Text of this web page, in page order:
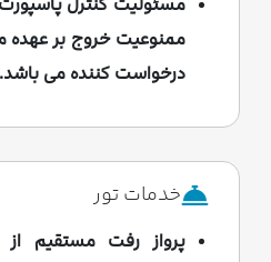
گمنام-بازدید از آتش
بازدید از خیابان
پوشکین- بازدید از
(یکی از 7
فروشی صرف
خریدآخوتنی ریاد-
یا دریم آیلند)
ممنوعیت خروج بر عهده
درخواست کننده می باشد.
خدمات تور
پرواز رفت مستقیم